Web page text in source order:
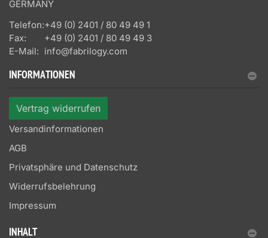
GERMANY
Telefon:+49 (0) 2401 / 80 49 49 1
Fax:
+49 (0) 2401 / 80 49 49 3
E-Mail: info@fabrilogy.com
INFORMATIONEN
Vertrag widerrufen
Versandinformationen
AGB
Privatsphäre und Datenschutz
Widerrufsbelehrung
Impressum
INHALT